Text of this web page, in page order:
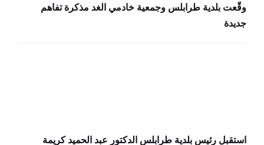
وقّعت بلدية طرابلس وجمعية خادمي الغد مذكرة تفاهم
جديدة
استقبل رئيس بلدية طرابلس الدكتور عبد الحميد كريمة